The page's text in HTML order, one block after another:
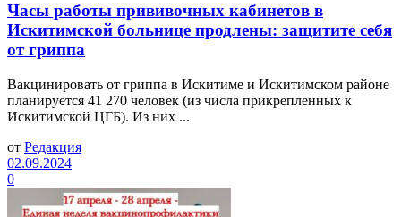
Часы работы прививочных кабинетов в
Искитимской больнице продлены: защитите себя
от гриппа
Вакцинировать от гриппа в Искитиме и Искитимском районе
планируется 41 270 человек (из числа прикрепленных к
Искитимской ЦГБ). Из них ...
от Редакция
02.09.2024
0